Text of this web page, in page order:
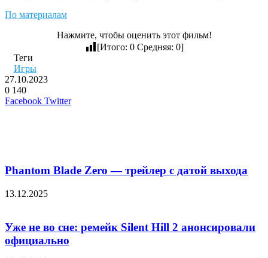
По материалам
Нажмите, чтобы оценить этот фильм!
[Итого: 0Средняя: 0]
Теги
Игры
27.10.2023
0 140
Facebook TwitterLinkedIn
Pinterest
Вконтакте
Одноклассники
Skype
WhatsApp
Telegram
Viber
Phantom Blade Zero — трейлер с датой выхода
13.12.2025
Уже не во сне: ремейк Silent Hill 2 анонсировали
официально